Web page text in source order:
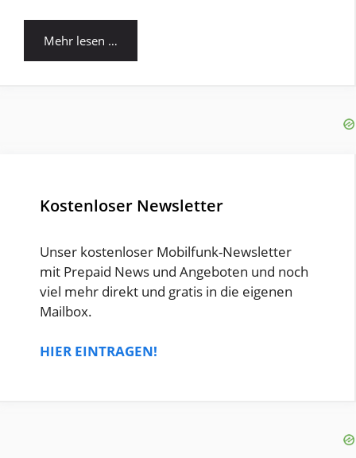
Mehr lesen …
Kostenloser Newsletter
Unser kostenloser Mobilfunk-Newsletter
mit Prepaid News und Angeboten und noch
viel mehr direkt und gratis in die eigenen
Mailbox.
HIER EINTRAGEN!